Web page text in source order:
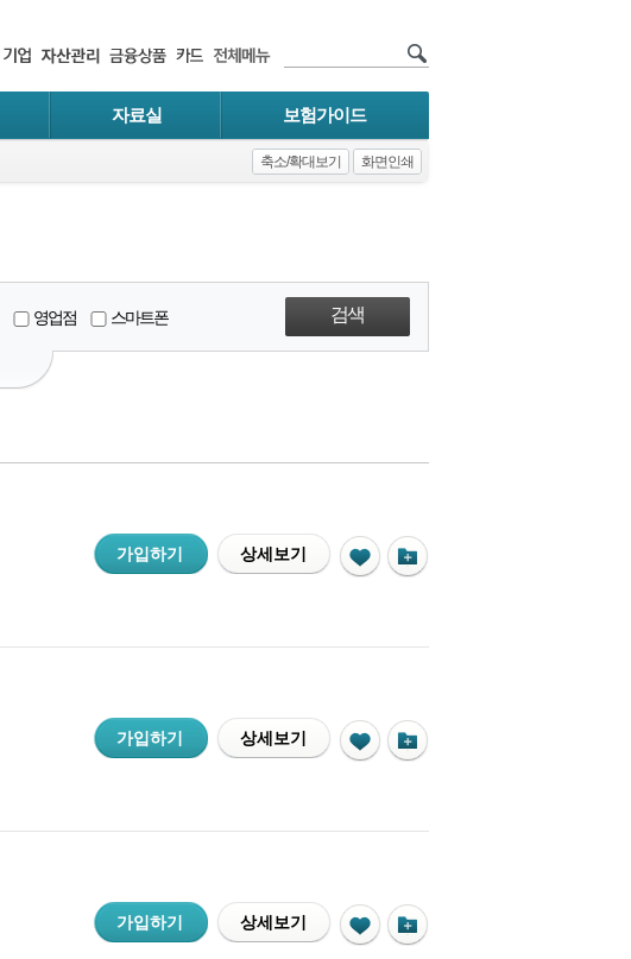
자료실 보험가이드
축소/확대보기 화면인쇄
영업점 스마트폰
가입하기 상세보기
가입하기 상세보기
가입하기 상세보기